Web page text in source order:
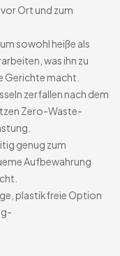
Ort und zum
sowohl heiße als
was ihn zu
Gerichte macht.
zerfallen nach dem
Zero-Waste-
genug zum
Aufbewahrung
plastikfreie Option